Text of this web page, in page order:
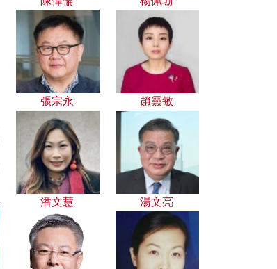
張宗永 趙靈敏
潘文慧 湯文亮